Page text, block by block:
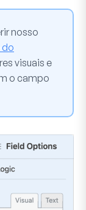
nosso
visuais e
o campo